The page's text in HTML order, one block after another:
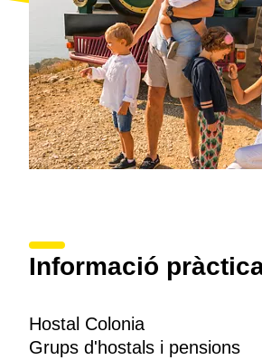
Informació
Hostal Colonia
Grups d'hostals i pensions